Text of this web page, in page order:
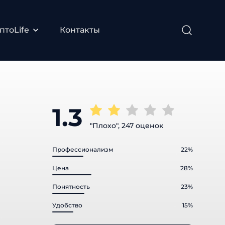
Контакты
1.3 "Плохо", 247 оценок
Профессионализм 22%
Цена 28%
Понятность 23%
Удобство 15%